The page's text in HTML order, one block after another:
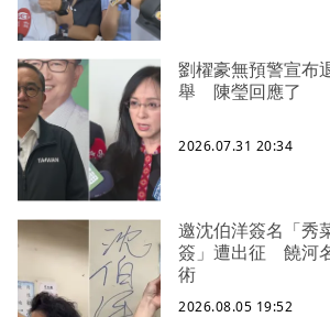
劉櫂豪無預警宣布
舉 陳瑩回應了
2026.07.31 20:34
邀沈伯洋簽名「秀
簽」遭出征 饒河
術
2026.08.05 19:52